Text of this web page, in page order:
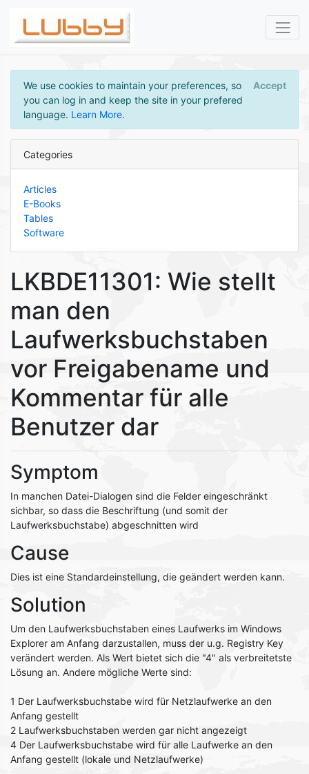
We use cookies to maintain your preferences, so
you can log in and keep the site in your prefered
language. Learn More.
Accept
Categories
Articles
E-Books
Tables
Software
LKBDE11301: Wie stellt
man den
Laufwerksbuchstaben
vor Freigabename und
Kommentar für alle
Benutzer dar
Symptom
In manchen Datei-Dialogen sind die Felder eingeschränkt
sichbar, so dass die Beschriftung (und somit der
Laufwerksbuchstabe) abgeschnitten wird
Cause
Dies ist eine Standardeinstellung, die geändert werden kann.
Solution
Um den Laufwerksbuchstaben eines Laufwerks im Windows
Explorer am Anfang darzustallen, muss der u.g. Registry Key
verändert werden. Als Wert bietet sich die "4" als verbreitetste
Lösung an. Andere mögliche Werte sind:
1 Der Laufwerksbuchstabe wird für Netzlaufwerke an den
Anfang gestellt
2 Laufwerksbuchstaben werden gar nicht angezeigt
4 Der Laufwerksbuchstabe wird für alle Laufwerke an den
Anfang gestellt (lokale und Netzlaufwerke)